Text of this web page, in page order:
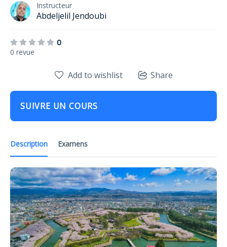
Instructeur
Abdeljelil Jendoubi
0
0 revue
Description Examens
Add to wishlist Share
SUIVRE UN COURS